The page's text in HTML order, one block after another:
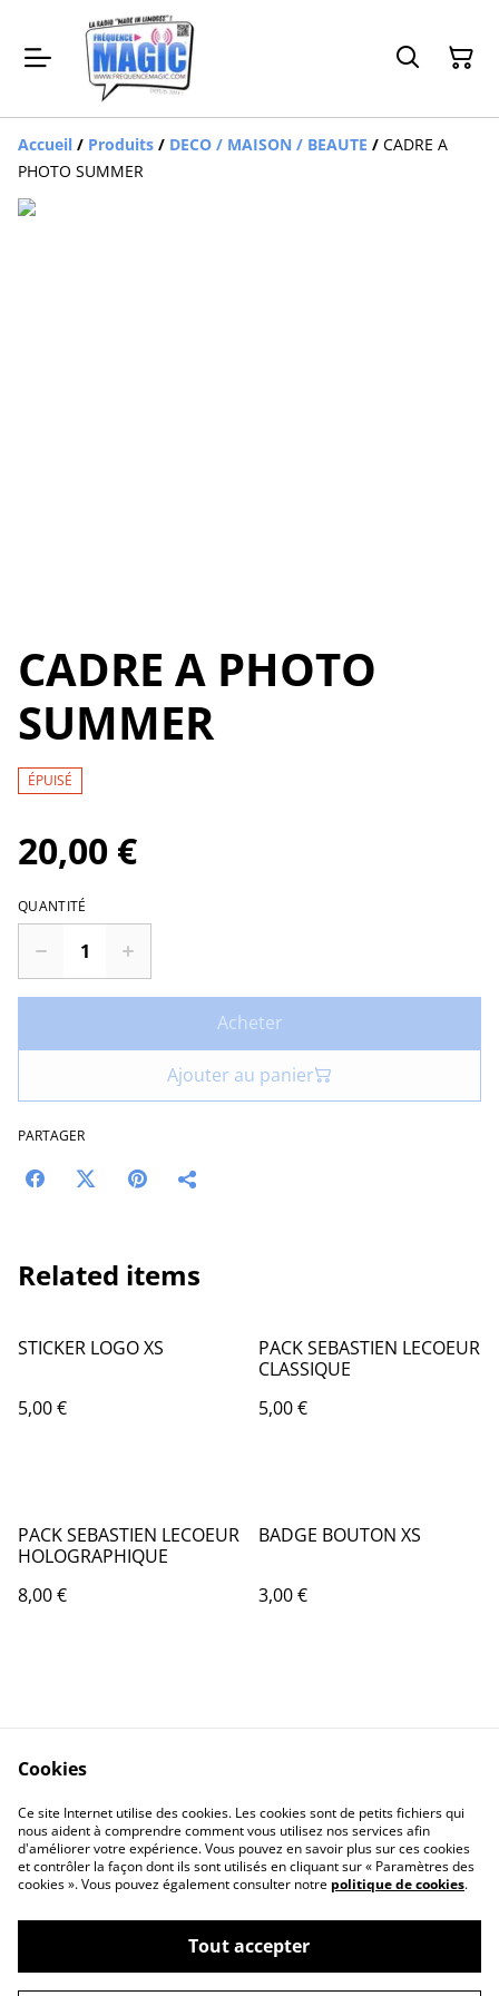
Accueil / Produits / DECO / MAISON / BEAUTE / CADRE A
PHOTO SUMMER
CADRE A PHOTO
SUMMER
ÉPUISÉ
20,00 €
QUANTITÉ
Acheter
Ajouter au panier
PARTAGER
Related items
STICKER LOGO XS
5,00 €
PACK SEBASTIEN LECOEUR
CLASSIQUE
5,00 €
PACK SEBASTIEN LECOEUR
HOLOGRAPHIQUE
8,00 €
BADGE BOUTON XS
3,00 €
Contact Us
Legal Terms
Privacy Policy
Cookie Policy
©2026MAGIC BOUTIQUE by Frequence Magic
Cookies
Ce site Internet utilise des cookies. Les cookies sont de petits fichiers qui
nous aident à comprendre comment vous utilisez nos services afin
d'améliorer votre expérience. Vous pouvez en savoir plus sur ces cookies
et contrôler la façon dont ils sont utilisés en cliquant sur « Paramètres des
cookies ». Vous pouvez également consulter notre politique de cookies.
Tout accepter